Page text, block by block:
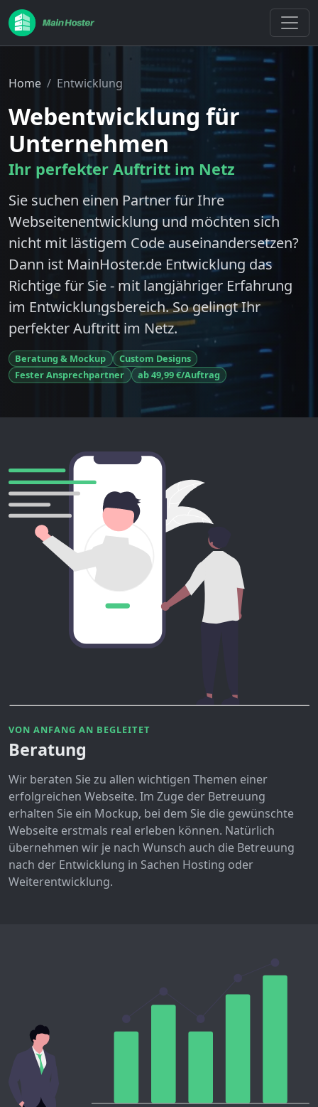
Home Entwicklung
Webentwicklung für
Unternehmen
Ihr perfekter Auftritt im Netz
Sie suchen einen Partner für Ihre
Webseitenentwicklung und möchten sich
nicht mit lästigem Code auseinandersetzen?
Dann ist MainHoster.de Entwicklung das
Richtige für Sie - mit langjähriger Erfahrung
im Entwicklungsbereich. So gelingt Ihr
perfekter Auftritt im Netz.
Beratung & Mockup
Custom Designs
Fester Ansprechpartner
ab 49,99 €/Auftrag
VON ANFANG AN BEGLEITET
Beratung
Wir beraten Sie zu allen wichtigen Themen einer
erfolgreichen Webseite. Im Zuge der Betreuung
erhalten Sie ein Mockup, bei dem Sie die gewünschte
Webseite erstmals real erleben können. Natürlich
übernehmen wir je nach Wunsch auch die Betreuung
nach der Entwicklung in Sachen Hosting oder
Weiterentwicklung.